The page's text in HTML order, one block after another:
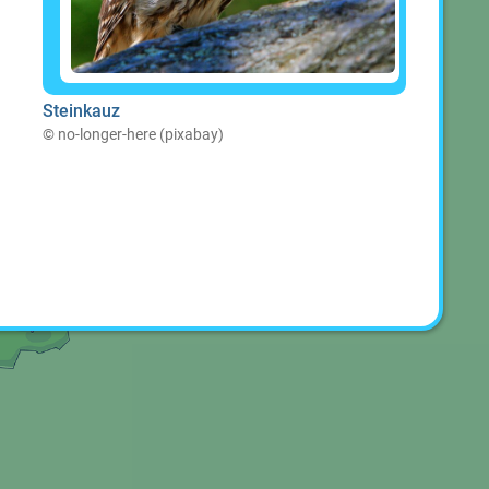
Steinkauz
©️ no-longer-here (pixabay)